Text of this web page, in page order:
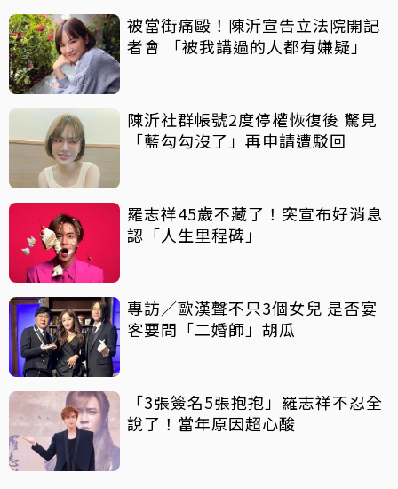
被當街痛毆！陳沂宣告立法院開記
者會 「被我講過的人都有嫌疑」
陳沂社群帳號2度停權恢復後 驚見
「藍勾勾沒了」再申請遭駁回
羅志祥45歲不藏了！突宣布好消息
認「人生里程碑」
專訪／歐漢聲不只3個女兒 是否宴
客要問「二婚師」胡瓜
「3張簽名5張抱抱」羅志祥不忍全
說了！當年原因超心酸